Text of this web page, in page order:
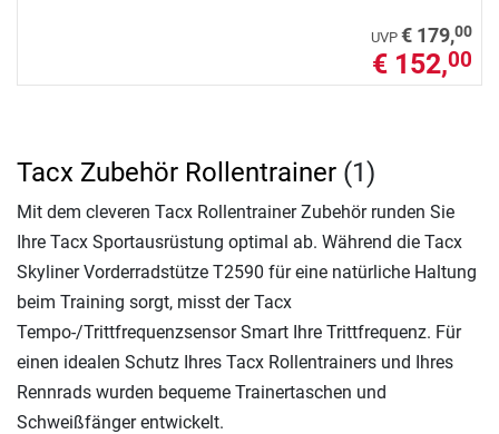
UVP € 179,00
€ 152,00
Tacx Zubehör Rollentrainer (1)
Mit dem cleveren Tacx Rollentrainer Zubehör runden Sie
Ihre Tacx Sportausrüstung optimal ab. Während die Tacx
Skyliner Vorderradstütze T2590 für eine natürliche Haltung
beim Training sorgt, misst der Tacx
Tempo-/Trittfrequenzsensor Smart Ihre Trittfrequenz. Für
einen idealen Schutz Ihres Tacx Rollentrainers und Ihres
Rennrads wurden bequeme Trainertaschen und
Schweißfänger entwickelt.